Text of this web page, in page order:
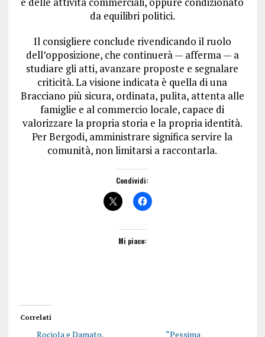
da equilibri politici.
Il consigliere conclude rivendicando il ruolo
dell’opposizione, che continuerà — afferma — a
studiare gli atti, avanzare proposte e segnalare
criticità. La visione indicata è quella di una
Bracciano più sicura, ordinata, pulita, attenta alle
famiglie e al commercio locale, capace di
valorizzare la propria storia e la propria identità.
Per Bergodi, amministrare significa servire la
comunità, non limitarsi a raccontarla.
Condividi:
Mi piace:
Correlati
Rociola e Damato,
“Pessima